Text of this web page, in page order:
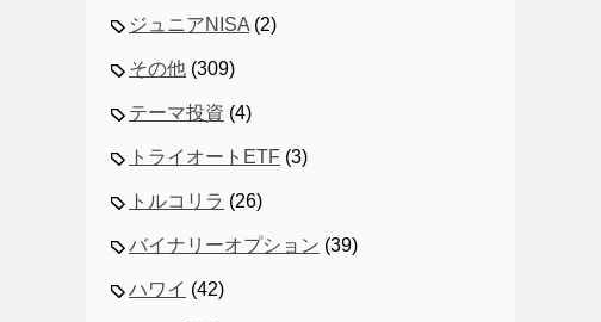
ジュニアNISA (2)
その他 (309)
テーマ投資 (4)
トライオートETF (3)
トルコリラ (26)
バイナリーオプション (39)
ハワイ (42)